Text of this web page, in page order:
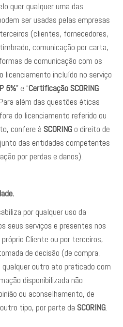
quer qualquer uma das
ser usadas pelas empresas
(clientes, fornecedores,
comunicação por carta,
de comunicação com os
licenciamento incluído no serviço
5%” e “Certificação SCORING
além das questões éticas
do licenciamento referido ou
confere à SCORING o direito de
das entidades competentes
por perdas e danos).
por qualquer uso da
seus serviços e presentes nos
Cliente ou por terceiros,
de decisão (de compra,
outro ato praticado com
disponibilizada não
ou aconselhamento, de
tipo, por parte da SCORING.